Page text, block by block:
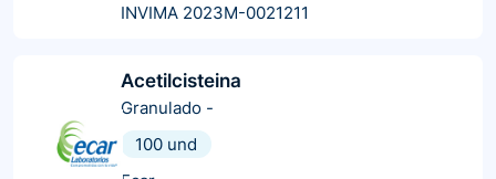
INVIMA 2023M-0021211
Acetilcisteina
Granulado -
100 und